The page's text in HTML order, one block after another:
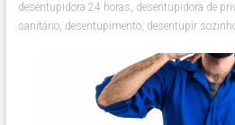
desentupidora 24 horas, desentupidora de
sanitário, desentupimento, desentupir